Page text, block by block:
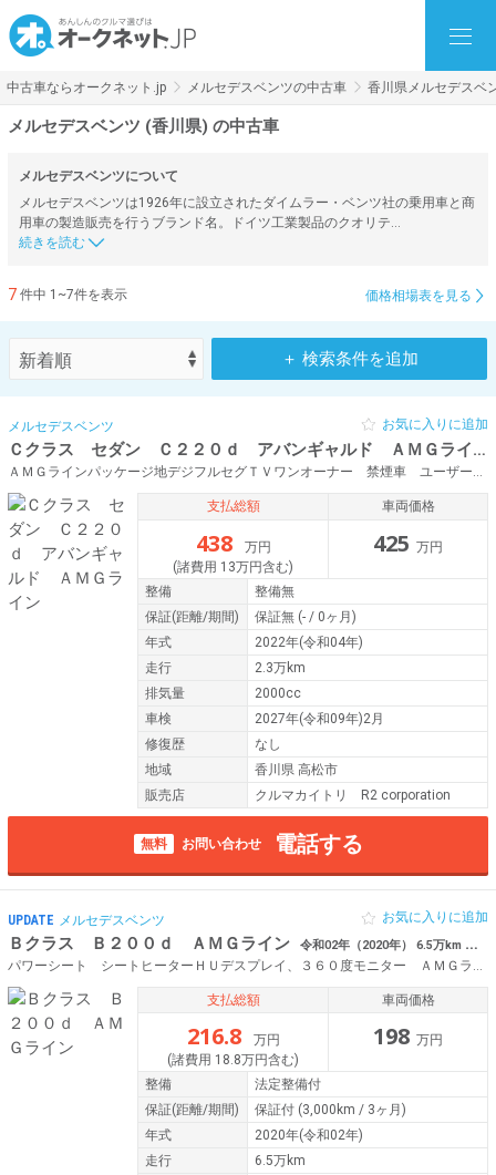
中古車ならオークネット.jp メルセデスベンツの中古車 香川県メルセデスベ
メルセデスベンツ (香川県) の中古車
メルセデスベンツについて
メルセデスベンツは1926年に設立されたダイムラー・ベンツ社の乗用車と商
用車の製造販売を行うブランド名。ドイツ工業製品のクオリテ…
7 件中 1~7件を表示 価格相場表を見る
＋ 検索条件を追加
メルセデスベンツ
Ｃクラス セダン Ｃ２２０ｄ アバンギャルド ＡＭＧライン
ＡＭＧラインパッケージ地デジフルセグＴＶワンオーナー 禁煙車 ユーザー買取車
お気に入りに追加
支払総額
438
万円
(諸費用 13万円含む)
車両価格
425 万円
整備
整備無
保証(距離/期間) 保証無 (- / 0ヶ月)
年式
2022年(令和04年)
走行
2.3万km
排気量
2000cc
車検
2027年(令和09年)2月
修復歴
なし
地域
香川県 高松市
販売店
クルマカイトリ R2 corporation
無料 お問い合わせ 電話する
UPDATE メルセデスベンツ
Ｂクラス Ｂ２００ｄ ＡＭＧライン 令和02年（2020年） 6.5万km 香川県高松市
お気に入りに追加
支払総額
216.8
万円
(諸費用 18.8万円含む)
車両価格
198 万円
整備
法定整備付
保証(距離/期間) 保証付 (3,000km / 3ヶ月)
年式
2020年(令和02年)
走行
6.5万km